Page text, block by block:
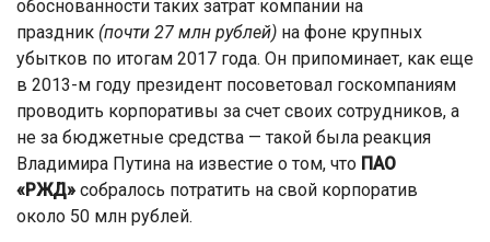
обоснованности таких затрат компании на
праздник (почти 27 млн рублей) на фоне крупных
убытков по итогам 2017 года. Он припоминает, как еще
в 2013-м году президент посоветовал госкомпаниям
проводить корпоративы за счет своих сотрудников, а
не за бюджетные средства — такой была реакция
Владимира Путина на известие о том, что ПАО
«РЖД» собралось потратить на свой корпоратив
около 50 млн рублей.